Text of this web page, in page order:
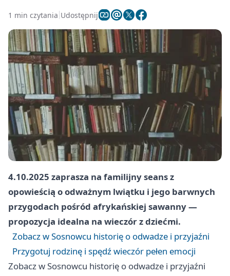
1 min czytania Udostępnij
4.10.2025 zaprasza na familijny seans z
opowieścią o odważnym lwiątku i jego barwnych
przygodach pośród afrykańskiej sawanny —
propozycja idealna na wieczór z dziećmi.
Zobacz w Sosnowcu historię o odwadze i przyjaźni
Przygotuj rodzinę i spędź wieczór pełen emocji
Zobacz w Sosnowcu historię o odwadze i przyjaźni